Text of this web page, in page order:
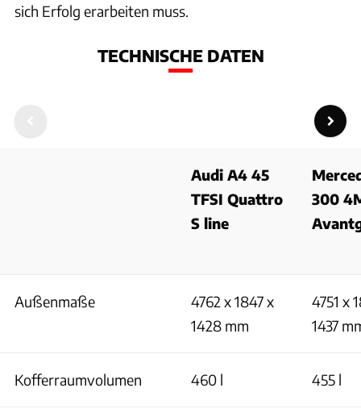
sich Erfolg erarbeiten muss.
TECHNISCHE DATEN
Audi A4 45
TFSI Quattro
S line
300
Außenmaße
4762 x 1847 x
1428 mm
4751 x
1437
Kofferraumvolumen 460 l 455 l